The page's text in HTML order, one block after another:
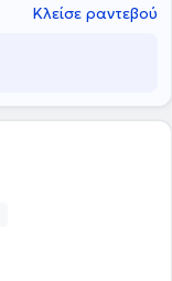
Κλείσε ραντεβού